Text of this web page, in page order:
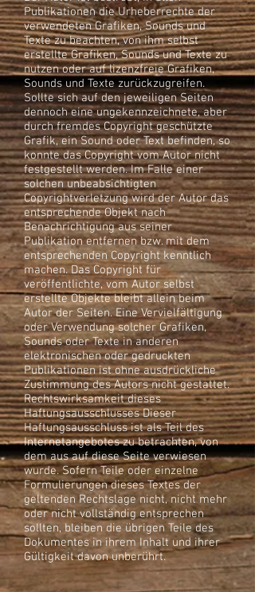
Publikationen die Urheberrechte der
verwendeten Grafiken, Sounds und
Texte zu beachten, von ihm selbst
erstellte Grafiken, Sounds und Texte zu
nutzen oder auf lizenzfreie Grafiken,
Sounds und Texte zurückzugreifen.
Sollte sich auf den jeweiligen Seiten
dennoch eine ungekennzeichnete, aber
durch fremdes Copyright geschützte
Grafik, ein Sound oder Text befinden, so
konnte das Copyright vom Autor nicht
festgestellt werden. Im Falle einer
solchen unbeabsichtigten
Copyrightverletzung wird der Autor das
entsprechende Objekt nach
Benachrichtigung aus seiner
Publikation entfernen bzw. mit dem
entsprechenden Copyright kenntlich
machen. Das Copyright für
veröffentlichte, vom Autor selbst
erstellte Objekte bleibt allein beim
Autor der Seiten. Eine Vervielfältigung
oder Verwendung solcher Grafiken,
Sounds oder Texte in anderen
elektronischen oder gedruckten
Publikationen ist ohne ausdrückliche
Zustimmung des Autors nicht gestattet.
Rechtswirksamkeit dieses
Haftungsausschlusses Dieser
Haftungsausschluss ist als Teil des
Internetangebotes zu betrachten, von
dem aus auf diese Seite verwiesen
wurde. Sofern Teile oder einzelne
Formulierungen dieses Textes der
geltenden Rechtslage nicht, nicht mehr
oder nicht vollständig entsprechen
sollten, bleiben die übrigen Teile des
Dokumentes in ihrem Inhalt und ihrer
Gültigkeit davon unberührt.